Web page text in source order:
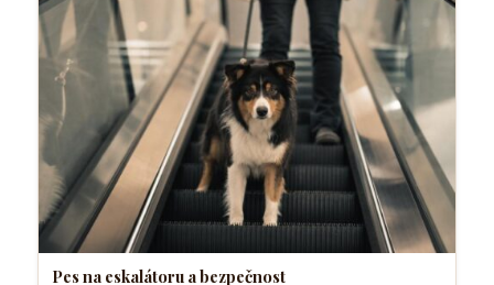
Pes na eskalátoru a bezpečnost